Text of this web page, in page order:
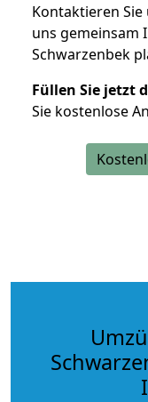
Kontaktieren Sie
uns gemeinsam
Schwarzenbek
Füllen Sie jetzt
Sie kostenlose